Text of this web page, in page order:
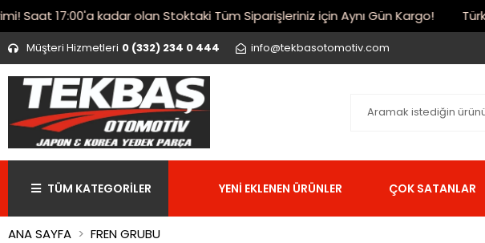
17:00'a kadar olan Stoktaki Tüm Siparişleriniz için Aynı Gün Kargo!
Müşteri Hizmetleri 0 (332) 234 0 444 info@tekbasotomotiv.com
TÜM KATEGORİLER YENİ EKLENEN ÜRÜNLER ÇOK SATANLAR
ANA SAYFA FREN GRUBU